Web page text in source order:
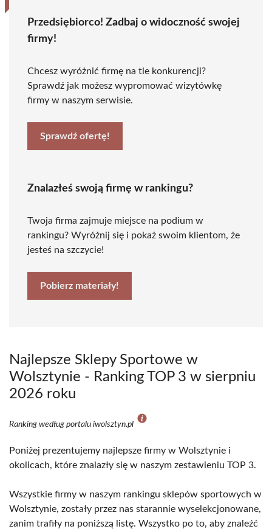
Przedsiębiorco! Zadbaj o widoczność swojej
firmy!
Chcesz wyróżnić firmę na tle konkurencji?
Sprawdź jak możesz wypromować wizytówkę
firmy w naszym serwisie.
Sprawdź ofertę!
Znalazłeś swoją firmę w rankingu?
Twoja firma zajmuje miejsce na podium w
rankingu? Wyróżnij się i pokaż swoim klientom, że
jesteś na szczycie!
Pobierz materiały!
Najlepsze Sklepy Sportowe w
Wolsztynie - Ranking TOP 3 w sierpniu
2026 roku
Ranking według portalu iwolsztyn.pl
Poniżej prezentujemy najlepsze firmy w Wolsztynie i
okolicach, które znalazły się w naszym zestawieniu TOP 3.
Wszystkie firmy w naszym rankingu sklepów sportowych w
Wolsztynie, zostały przez nas starannie wyselekcjonowane,
zanim trafiły na poniższą listę. Wszystko po to, aby znaleźć